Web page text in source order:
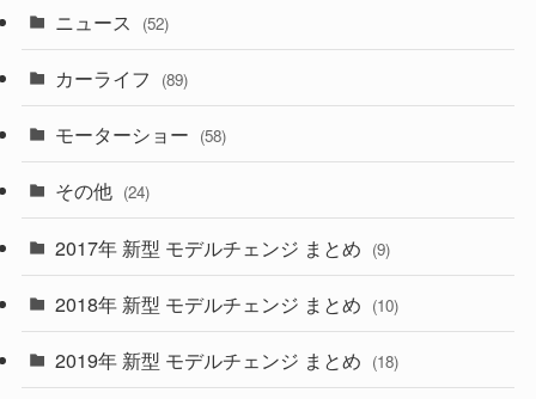
(43)
(6)
(9)
(4)
(30)
(27)
(28)
(27)
(26)
(33)
(10)
(35)
ニュース (52)
カーライフ (89)
モーターショー (58)
その他 (24)
2017年 新型 モデルチェンジ まとめ (9)
2018年 新型 モデルチェンジ まとめ (10)
2019年 新型 モデルチェンジ まとめ (18)